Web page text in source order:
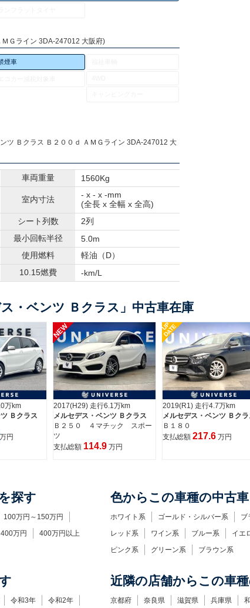
Ｇライン 3DA-247012 大阪府)
煙車
ツ Ｂクラス Ｂ２００ｄ ＡＭＧライン 3DA-247012 大
車両重量 1560Kg
室内寸法
- x - x -mm
(全長 x 全幅 x 全高)
シート列数
2列
最小回転半径
5.0m
使用燃料
軽油（D）
10.15燃費 -km/L
・ベンツ Ｂクラス」中古車在庫
万km
Ｂクラス
万円
NEW
2017(H29) 走行6.1万km
メルセデス・ベンツ Ｂクラス
Ｂ２５０ ４マチック スポー
ツ
支払総額 114.9 万円
UP
DATE
2019(R1) 走行4.7万km
メルセデス・ベンツ Ｂクラ
Ｂ１８０
支払総額 217.6 万円
探す
100万円～150万円
万円 400万円以上
色からこの車種の中古
ホワイト系 ゴールド・シルバー系 ブ
レッド系
ワイン系 ブルー系 イエ
ピンク系
グリーン系 ブラウン系
令和3年 令和2年
近隣の店舗からこの車
京都府 奈良県 滋賀県 兵庫県